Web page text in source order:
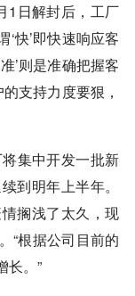
1日解封后，工厂
‘快’即快速响应客
’则是准确把握客
支持力度要狠，
集中开发一批新
到明年上半年。
搁浅了太久，现
“根据公司目前的
长。”